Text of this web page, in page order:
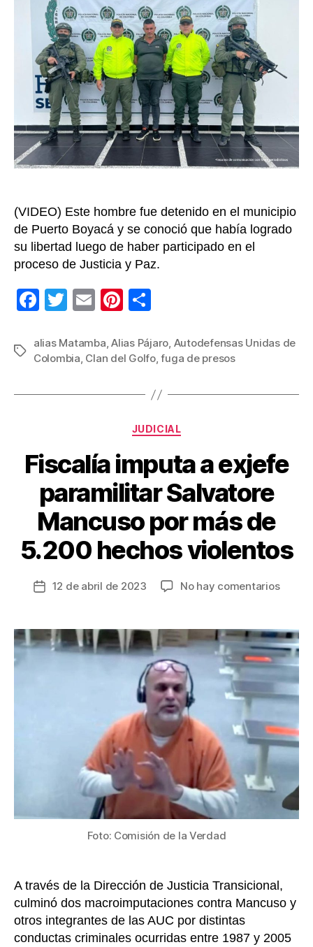
los
la
fuga
de
alias
(VIDEO) Este hombre fue detenido en el municipio
de Puerto Boyacá y se conoció que había logrado
su libertad luego de haber participado en el
proceso de Justicia y Paz.
F
c
e
b
k
T
tt
er
E
ail
Pi
er
e
st
m
p
ar
Etiquetas
alias Matamba,Alias Pájaro, Autodefensas Unidas de
Colombia, Clan del Golfo,fuga de presos
Categorías
JUDICIAL
Fiscalía imputa a exjefe
paramilitar Salvatore
Mancuso por más de
5.200 hechos violentos
Fecha
entrada
12 de abril de 2023 No hay comentariosen
a
exjefe
más
de
Foto: Comisión de la Verdad
A través de la Dirección de Justicia Transicional,
culminó dos macroimputaciones contra Mancuso y
otros integrantes de las AUC por distintas
conductas criminales ocurridas entre 1987 y 2005